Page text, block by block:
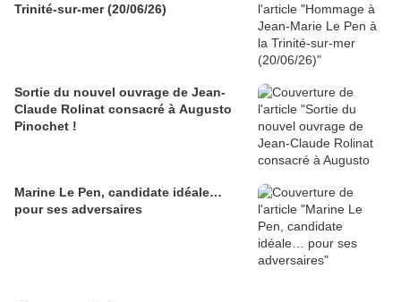
Trinité-sur-mer (20/06/26)
Sortie du nouvel ouvrage de Jean-
Claude Rolinat consacré à Augusto
Pinochet !
Marine Le Pen, candidate idéale…
pour ses adversaires